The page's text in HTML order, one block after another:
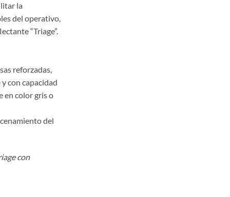
la
del operativo,
“Triage”.
reforzadas,
con capacidad
en color gris o
del
con